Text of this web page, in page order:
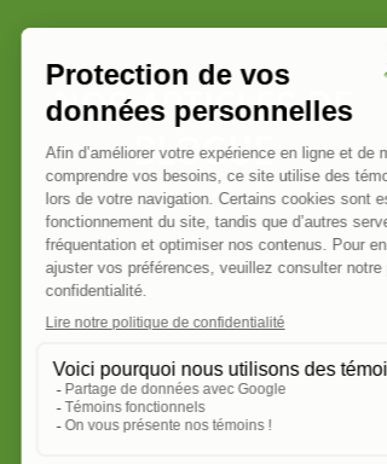
NOS ARTICLES DE
BLOGUE